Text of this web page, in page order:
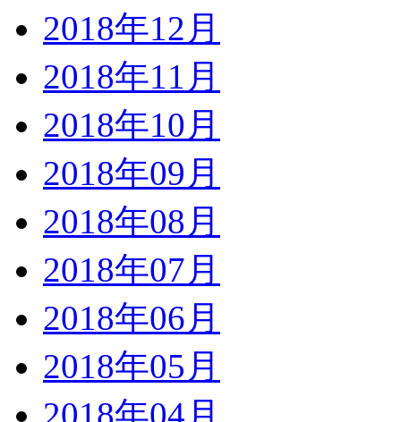
2018年12月
2018年11月
2018年10月
2018年09月
2018年08月
2018年07月
2018年06月
2018年05月